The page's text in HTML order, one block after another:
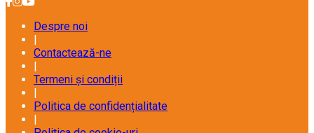
Despre noi
|
Contactează-ne
|
Termeni și condiții
|
Politica de confidențialitate
|